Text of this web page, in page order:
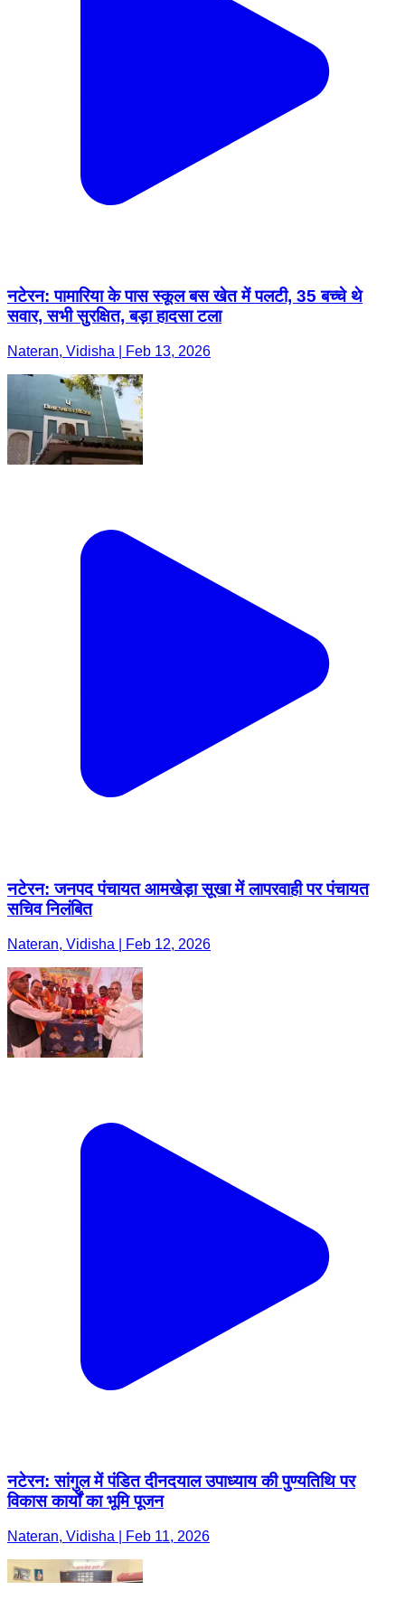
नटेरन: पामारिया के पास स्कूल बस खेत में पलटी, 35 बच्चे थे
सवार, सभी सुरक्षित, बड़ा हादसा टला
Nateran, Vidisha | Feb 13, 2026
नटेरन: जनपद पंचायत आमखेड़ा सूखा में लापरवाही पर पंचायत
सचिव निलंबित
Nateran, Vidisha | Feb 12, 2026
नटेरन: सांगुल में पंडित दीनदयाल उपाध्याय की पुण्यतिथि पर
विकास कार्यों का भूमि पूजन
Nateran, Vidisha | Feb 11, 2026